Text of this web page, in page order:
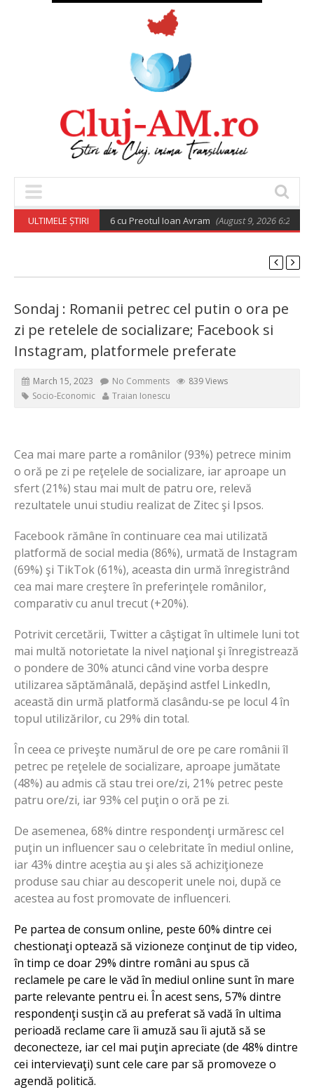
ULTIMELE ȘTIRI
din 9 august 2026 cu Preotul Ioan Avram (August 9, 2026 6:28 am)
Sondaj : Romanii petrec cel putin o ora pe
zi pe retelele de socializare; Facebook si
Instagram, platformele preferate
March 15, 2023 No Comments
839 Views
Socio-Economic
Traian Ionescu
Cea mai mare parte a românilor (93%) petrece minim
o oră pe zi pe reţelele de socializare, iar aproape un
sfert (21%) stau mai mult de patru ore, relevă
rezultatele unui studiu realizat de Zitec şi Ipsos.
Facebook rămâne în continuare cea mai utilizată
platformă de social media (86%), urmată de Instagram
(69%) şi TikTok (61%), aceasta din urmă înregistrând
cea mai mare creştere în preferinţele românilor,
comparativ cu anul trecut (+20%).
Potrivit cercetării, Twitter a câştigat în ultimele luni tot
mai multă notorietate la nivel naţional şi înregistrează
o pondere de 30% atunci când vine vorba despre
utilizarea săptămânală, depăşind astfel LinkedIn,
această din urmă platformă clasându-se pe locul 4 în
topul utilizărilor, cu 29% din total.
În ceea ce priveşte numărul de ore pe care românii îl
petrec pe reţelele de socializare, aproape jumătate
(48%) au admis că stau trei ore/zi, 21% petrec peste
patru ore/zi, iar 93% cel puţin o oră pe zi.
De asemenea, 68% dintre respondenţi urmăresc cel
puţin un influencer sau o celebritate în mediul online,
iar 43% dintre aceştia au şi ales să achiziţioneze
produse sau chiar au descoperit unele noi, după ce
acestea au fost promovate de influenceri.
Pe partea de consum online, peste 60% dintre cei
chestionaţi optează să vizioneze conţinut de tip video,
în timp ce doar 29% dintre români au spus că
reclamele pe care le văd în mediul online sunt în mare
parte relevante pentru ei. În acest sens, 57% dintre
respondenţi susţin că au preferat să vadă în ultima
perioadă reclame care îi amuză sau îi ajută să se
deconecteze, iar cel mai puţin apreciate (de 48% dintre
cei intervievaţi) sunt cele care par să promoveze o
agendă politică.